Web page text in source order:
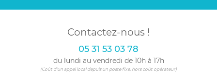
Contactez-nous !
05 31 53 03 78
du lundi au vendredi de 10h à 17h
(Coût d'un appel local depuis un poste fixe, hors coût opérateur)